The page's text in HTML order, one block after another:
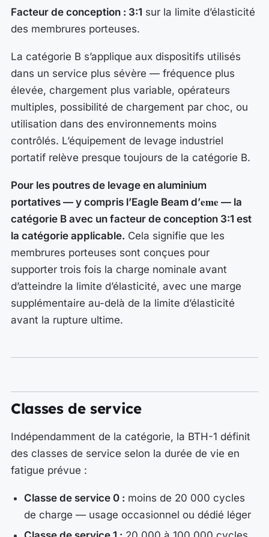
Facteur de conception : 3:1 sur la limite d’élasticité
des membrures porteuses.
La catégorie B s’applique aux dispositifs utilisés
dans un service plus sévère — fréquence plus
élevée, chargement plus variable, opérateurs
multiples, possibilité de chargement par choc, ou
utilisation dans des environnements moins
contrôlés. L’équipement de levage industriel
portatif relève presque toujours de la catégorie B.
Pour les poutres de levage en aluminium
portatives — y compris l’Eagle Beam d’eme — la
catégorie B avec un facteur de conception 3:1 est
la catégorie applicable. Cela signifie que les
membrures porteuses sont conçues pour
supporter trois fois la charge nominale avant
d’atteindre la limite d’élasticité, avec une marge
supplémentaire au-delà de la limite d’élasticité
avant la rupture ultime.
Classes de service
Indépendamment de la catégorie, la BTH-1 définit
des classes de service selon la durée de vie en
fatigue prévue :
Classe de service 0 : moins de 20 000 cycles
de charge — usage occasionnel ou dédié léger